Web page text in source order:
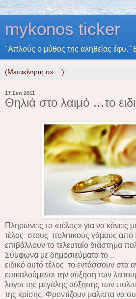
mykonos ticker
"Απλούς ο μύθος της αληθείας έφυ."
17 Σεπ 2011
Θηλιά στο λαιμό …το
Πληρώνεις το «τέλος» για να κάνεις
τέλος στους πολιτικούς γάμους
επιβάλλουν το τελευταίο διάστημα
Σύμφωνα με δημοσιεύματα το ...
ειδικό αυτό τέλος το εντάσσουν στα
επικαλούμενοι την αύξηση των
λόγω της μεγάλης αύξησης των
της κρίσης. Φροντίζουν μάλιστα να